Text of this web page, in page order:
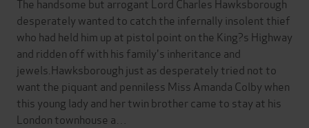
The handsome but arrogant Lord Charles Hawksborough
desperately wanted to catch the infernally insolent thief
who had held him up at pistol point on the King?s Highway
and ridden off with his family's inheritance and
jewels.Hawksborough just as desperately tried not to
want the piquant and penniless Miss Amanda Colby when
this young lady and her twin brother came to stay at his
London townhouse a…